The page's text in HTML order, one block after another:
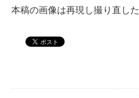
本稿の画像は再現し撮り直した